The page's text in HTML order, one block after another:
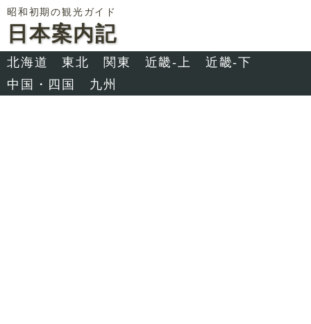
昭和初期の観光ガイド
日本案内記
北海道 東北 関東 近畿-上
近畿-下
中国・四国
九州